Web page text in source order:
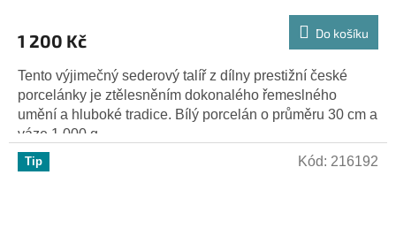
1 200 Kč Do košíku
Tento výjimečný sederový talíř z dílny prestižní české
porcelánky je ztělesněním dokonalého řemeslného
umění a hluboké tradice. Bílý porcelán o průměru 30 cm a
váze 1 000 g...
Tip Kód: 216192